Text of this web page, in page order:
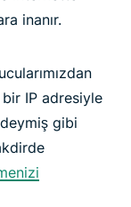
inanır.
bir IP adresiyle
gibi